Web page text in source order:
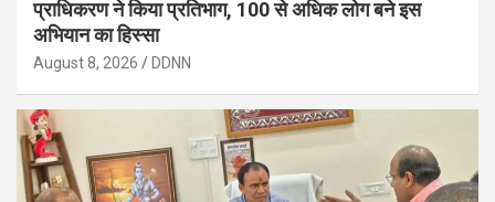
प्राधिकरण ने किया प्रतिभाग, 100 से अधिक लोग बने इस
अभियान का हिस्सा
August 8, 2026 DDNN